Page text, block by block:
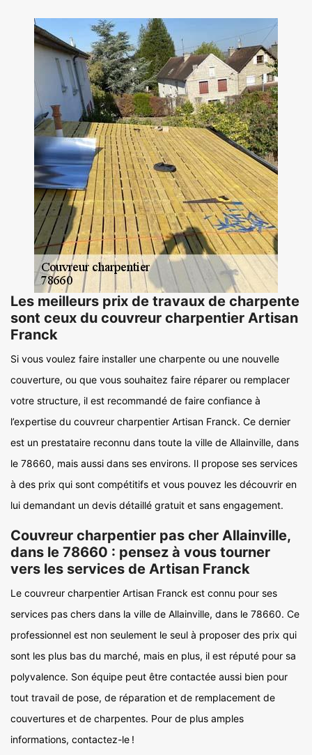
Les meilleurs prix de travaux de charpente
sont ceux du couvreur charpentier Artisan
Franck
Si vous voulez faire installer une charpente ou une nouvelle
couverture, ou que vous souhaitez faire réparer ou remplacer
votre structure, il est recommandé de faire confiance à
l’expertise du couvreur charpentier Artisan Franck. Ce dernier
est un prestataire reconnu dans toute la ville de Allainville, dans
le 78660, mais aussi dans ses environs. Il propose ses services
à des prix qui sont compétitifs et vous pouvez les découvrir en
lui demandant un devis détaillé gratuit et sans engagement.
Couvreur charpentier pas cher Allainville,
dans le 78660 : pensez à vous tourner
vers les services de Artisan Franck
Le couvreur charpentier Artisan Franck est connu pour ses
services pas chers dans la ville de Allainville, dans le 78660. Ce
professionnel est non seulement le seul à proposer des prix qui
sont les plus bas du marché, mais en plus, il est réputé pour sa
polyvalence. Son équipe peut être contactée aussi bien pour
tout travail de pose, de réparation et de remplacement de
couvertures et de charpentes. Pour de plus amples
informations, contactez-le !